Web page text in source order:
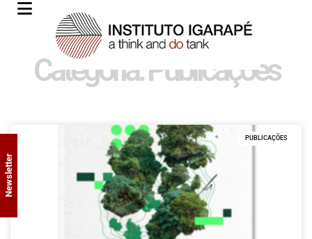
Categoria: Publicações
PUBLICAÇÕES
Newsletter